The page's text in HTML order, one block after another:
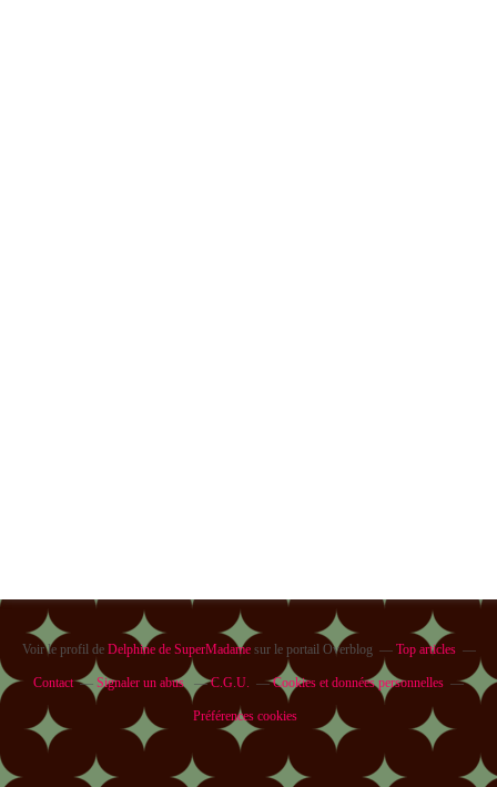
Voir le profil de Delphine de SuperMadamesur le portail Overblog Top articles
Contact Signaler un abus C.G.U. Cookies et données personnelles
Préférences cookies